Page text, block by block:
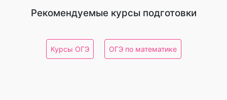
Рекомендуемые курсы подготовки
Курсы ОГЭ ОГЭ по математике